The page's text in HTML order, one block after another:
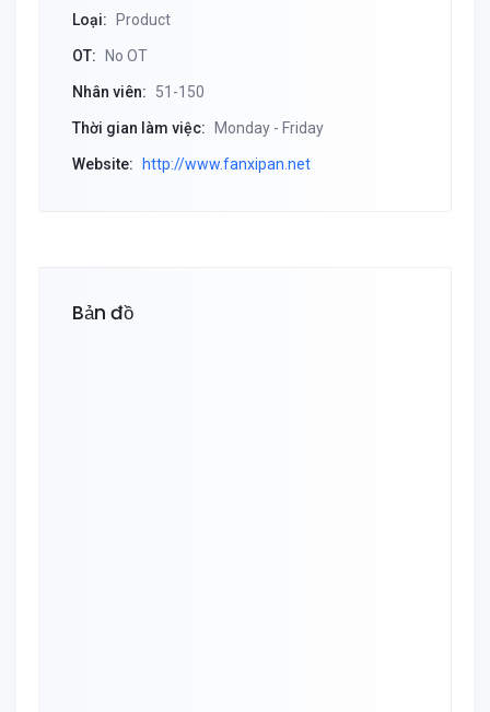
Loại: Product
OT: No OT
Nhân viên: 51-150
Thời gian làm việc: Monday - Friday
Website: http://www.fanxipan.net
Bản đồ